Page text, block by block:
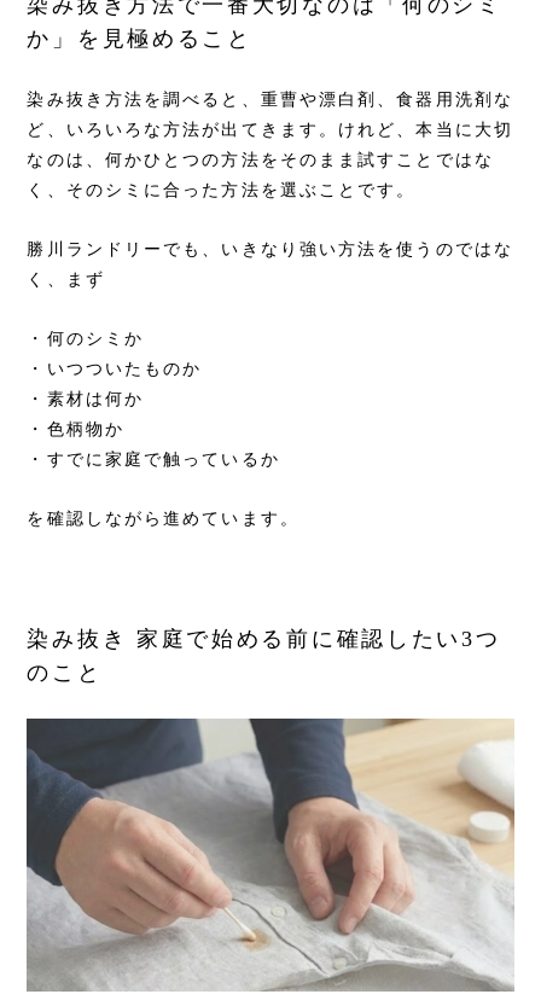
か」を見極めること
染み抜き方法を調べると、重曹や漂白剤、食器用洗剤な
ど、いろいろな方法が出てきます。けれど、本当に大切
なのは、何かひとつの方法をそのまま試すことではな
く、そのシミに合った方法を選ぶことです。
勝川ランドリーでも、いきなり強い方法を使うのではな
く、まず
・何のシミか
・いつついたものか
・素材は何か
・色柄物か
・すでに家庭で触っているか
を確認しながら進めています。
染み抜き 家庭で始める前に確認したい3つ
のこと